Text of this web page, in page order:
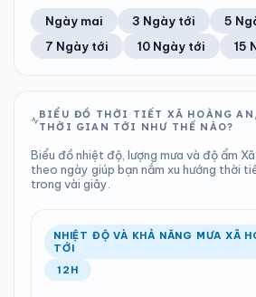
25°C
Khả
0.48 mm
Tổng cả ngày Bình
11
Chỉ số UV
Tốt
Ước
24°C
Ổn định
32%
Khả
Trung bình ngày Tốc
TIA UV TẦM
LƯỢNG MƯA
0.66 mm
Tổng cả ngày
ÁP
998
Bình
Ổn định Khả
Ngày mai 3 Ngày tới
5
7 Ngày tới
10 Ngày tới 15
BIỂU ĐỒ THỜI TIẾT XÃ HOÀNG
THỜI GIAN TỚI NHƯ THẾ NÀO?
Biểu đồ nhiệt độ, lượng mưa và độ ẩm
theo ngày giúp bạn nắm xu hướng thời
trong vài giây.
NHIỆT ĐỘ VÀ KHẢ NĂNG MƯA XÃ
TỚI
12H